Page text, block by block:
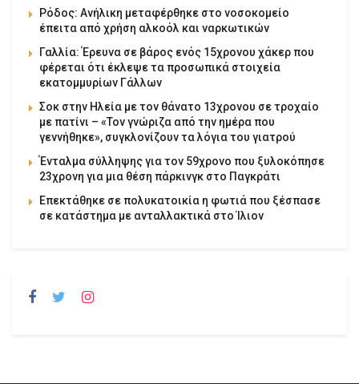
Ρόδος: Ανήλικη μεταφέρθηκε στο νοσοκομείο
έπειτα από χρήση αλκοόλ και ναρκωτικών
Γαλλία: Έρευνα σε βάρος ενός 15χρονου χάκερ που
φέρεται ότι έκλεψε τα προσωπικά στοιχεία
εκατομμυρίων Γάλλων
Σοκ στην Ηλεία με τον θάνατο 13χρονου σε τροχαίο
με πατίνι – «Τον γνώριζα από την ημέρα που
γεννήθηκε», συγκλονίζουν τα λόγια του γιατρού
Ένταλμα σύλληψης για τον 59χρονο που ξυλοκόπησε
23χρονη για μια θέση πάρκινγκ στο Παγκράτι
Επεκτάθηκε σε πολυκατοικία η φωτιά που ξέσπασε
σε κατάστημα με ανταλλακτικά στο Ίλιον